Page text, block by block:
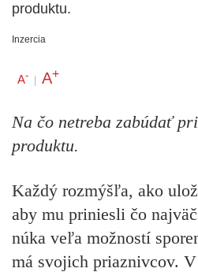
produktu.
Inzercia
A- | A+
Na čo netreba zabúdať
produktu.
Každý rozmýšľa, ako
aby mu priniesli čo
núka veľa možností
má svojich priaznivcov.